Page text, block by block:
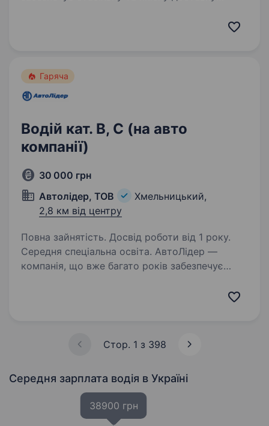
відповідальність, точність та командну роботу,
Гаряча
Водій кат. В, С (на авто
компанії)
30 000 грн
Автолідер, ТОВ
Хмельницький,
2,8 км від центру
Повна зайнятість. Досвід роботи від 1 року.
Середня спеціальна освіта. АвтоЛідер —
компанія, що вже багато років забезпечує
Стор. 1 з 398
Середня зарплата водія в Україні
38900 грн